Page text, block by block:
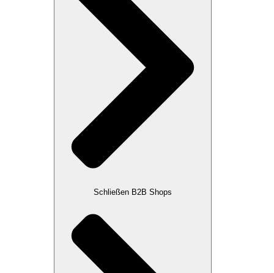
Schließen B2B Shops